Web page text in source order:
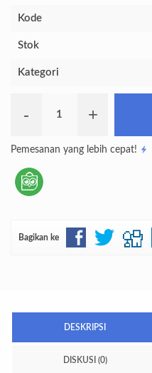
Kode
Stok
Kategori
- +
Pemesanan yang lebih cepat!
Bagikan ke
DESKRIPSI
DISKUSI (0)